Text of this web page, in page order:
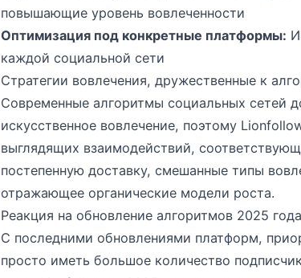
повышающие уровень вовлеченности
Оптимизация под конкретные платформы:
каждой социальной сети
Стратегии вовлечения, дружественные к
Современные алгоритмы социальных сетей
искусственное вовлечение, поэтому
выглядящих взаимодействий,
постепенную доставку, смешанные типы
отражающее органические модели роста.
Реакция на обновление алгоритмов 2025 года
С последними обновлениями платформ,
просто иметь большое количество